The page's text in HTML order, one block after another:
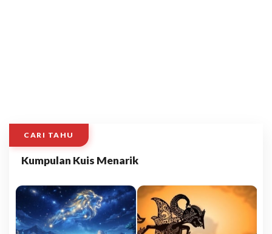
CARI TAHU
Kumpulan Kuis Menarik